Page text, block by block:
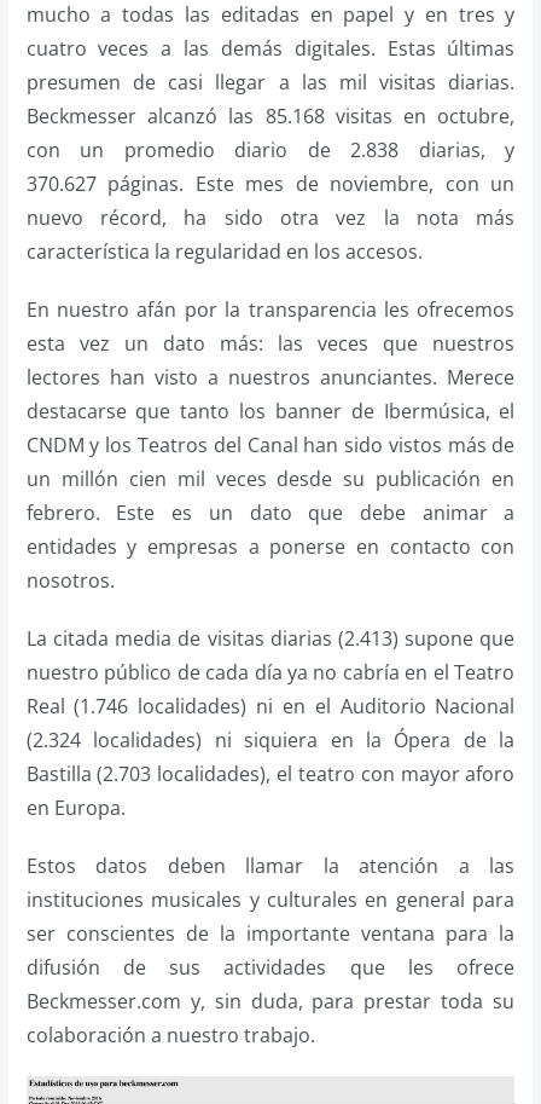
mucho a todas las editadas en papel y en tres y
cuatro veces a las demás digitales. Estas últimas
presumen de casi llegar a las mil visitas diarias.
Beckmesser alcanzó las 85.168 visitas en octubre,
con un promedio diario de 2.838 diarias, y
370.627 páginas. Este mes de noviembre, con un
nuevo récord, ha sido otra vez la nota más
característica la regularidad en los accesos.
En nuestro afán por la transparencia les ofrecemos
esta vez un dato más: las veces que nuestros
lectores han visto a nuestros anunciantes. Merece
destacarse que tanto los banner de Ibermúsica, el
CNDM y los Teatros del Canal han sido vistos más de
un millón cien mil veces desde su publicación en
febrero. Este es un dato que debe animar a
entidades y empresas a ponerse en contacto con
nosotros.
La citada media de visitas diarias (2.413) supone que
nuestro público de cada día ya no cabría en el Teatro
Real (1.746 localidades) ni en el Auditorio Nacional
(2.324 localidades) ni siquiera en la Ópera de la
Bastilla (2.703 localidades), el teatro con mayor aforo
en Europa.
Estos datos deben llamar la atención a las
instituciones musicales y culturales en general para
ser conscientes de la importante ventana para la
difusión de sus actividades que les ofrece
Beckmesser.com y, sin duda, para prestar toda su
colaboración a nuestro trabajo.